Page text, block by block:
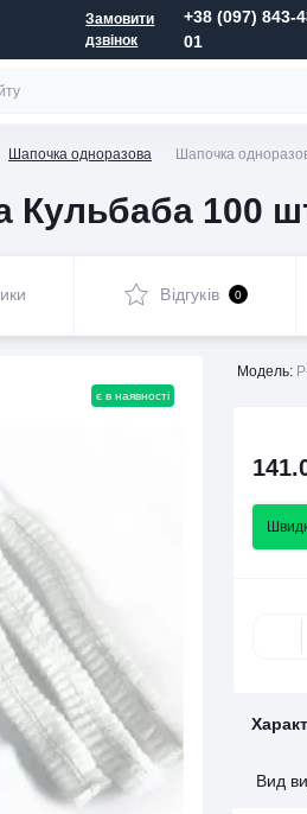
Замовити
дзвінок
+38 (097) 843-
01
Шапочка одноразова Шапочка
Кульбаба 100
Відгуків 0
є в наявності
Модель:
Вид